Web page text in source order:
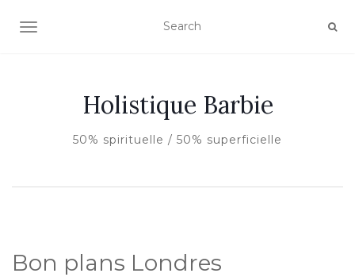
AFFICHER/MASQUER LA NAVIGATION
Holistique Barbie
50% spirituelle / 50% superficielle
Bon plans Londres